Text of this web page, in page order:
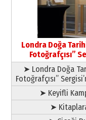
Yusuf
yazar
11 Mayıs
Londra Doğa
Fotoğrafçısı”
➤ Londra Doğa
Fotoğrafçısı”
➤ Keyifli
➤